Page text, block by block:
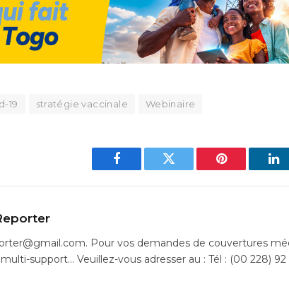
19 stratégie vaccinale Webinaire
Facebook Twitter Pinterest
Pour vos demandes de couvertures
support… Veuillez-vous adresser au : Tél : (00 228)